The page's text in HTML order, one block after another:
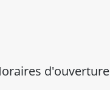
d'ouverture